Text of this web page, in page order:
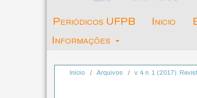
Periódicos UFPB Inicio
Informações
Início / Arquivos / v. 4 n. 1 (2017):